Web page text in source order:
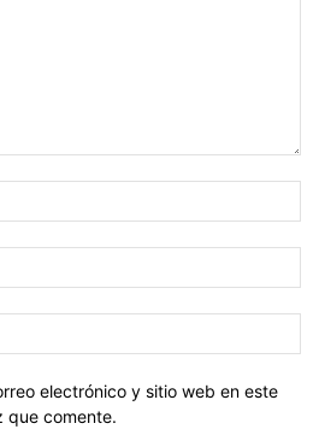
electrónico y sitio web en este
que comente.